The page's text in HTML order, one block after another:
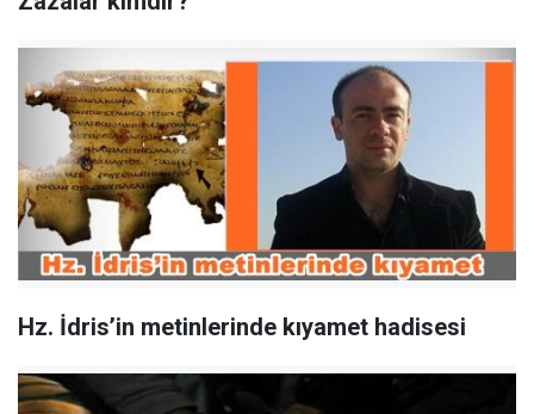
Hz. İdris’in metinlerinde kıyamet hadisesi